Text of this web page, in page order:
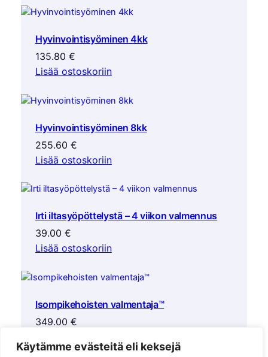
Käytämme evästeitä eli keksejä
ä
Hyvinvointisyöminen 4kk
135.80 €
Lisää ostoskoriin
Hyvinvointisyöminen 8kk
255.60 €
Lisää ostoskoriin
Irti iltasyöpöttelystä – 4 viikon valmennus
39.00 €
Lisää ostoskoriin
Isompikehoisten valmentaja™
349.00 €